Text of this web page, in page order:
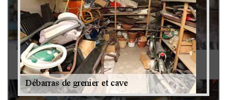
Antiquaire 79